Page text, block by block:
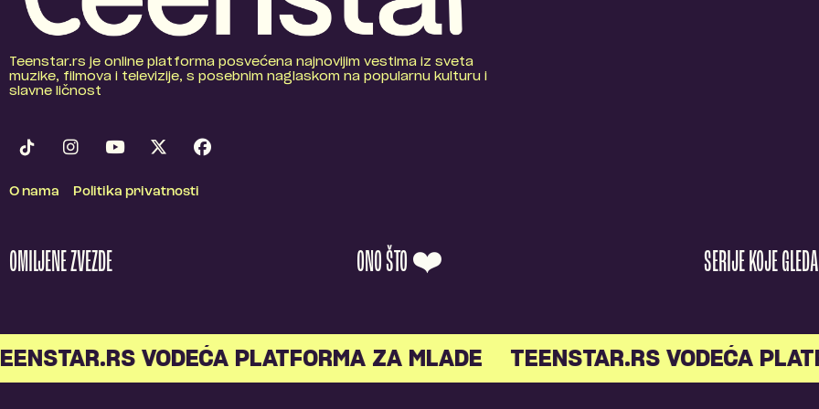
Teenstar.rs je online platforma posvećena najnovijim vestima iz sveta
muzike, filmova i televizije, s posebnim naglaskom na popularnu kulturu i
slavne ličnost
O nama Politika privatnosti
OMILJENE ZVEZDE ONO ŠTO ❤️ SERIJE KOJE
VODEĆA PLATFORMA ZA MLADE TEENSTAR.RS VODEĆA